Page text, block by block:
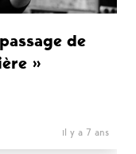
de
»
il y a 7 ans